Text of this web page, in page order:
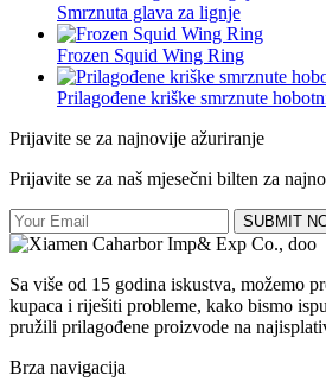
Smrznuta glava za lignje
Frozen Squid Wing Ring
Prilagođene kriške smrznute
Prijavite se za najnovije ažuriranje
Prijavite se za naš mjesečni bilten za
SUBMIT
Sa više od 15 godina iskustva, možemo
kupaca i riješiti probleme, kako bismo
pružili prilagođene proizvode na
Brza navigacija